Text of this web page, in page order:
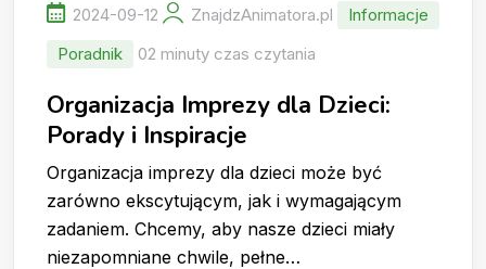
2024-09-12 ZnajdzAnimatora.pl
Informacje
Poradnik
02 minuty czas czytania
Organizacja Imprezy dla Dzieci:
Porady i Inspiracje
Organizacja imprezy dla dzieci może być
zarówno ekscytującym, jak i wymagającym
zadaniem. Chcemy, aby nasze dzieci miały
niezapomniane chwile, pełne…